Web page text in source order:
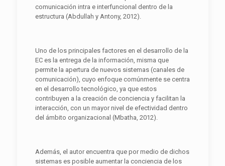
comunicación intra e interfuncional dentro de la
estructura (Abdullah y Antony, 2012).
Uno de los principales factores en el desarrollo de la
EC es la entrega de la información, misma que
permite la apertura de nuevos sistemas (canales de
comunicación), cuyo enfoque comúnmente se centra
en el desarrollo tecnológico, ya que estos
contribuyen a la creación de conciencia y facilitan la
interacción, con un mayor nivel de efectividad dentro
del ámbito organizacional (Mbatha, 2012).
Además, el autor encuentra que por medio de dichos
sistemas es posible aumentar la conciencia de los